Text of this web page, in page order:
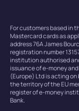
For customers based in
Mastercard cards as
address 76A James
registration number
institution authorised
issuance of e-money
(Europe) Ltd is acting
the territory of the EU
register of e-money
Bank.